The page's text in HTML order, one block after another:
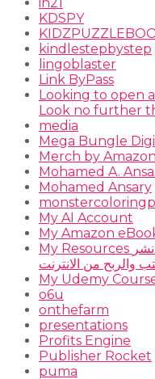
in21
KDSPY
kindlestepbystep
lingoblaster
Link ByPass
Looking to open
Look no further
media
Mega Bungle
Merch by
Mohamed A.
Mohamed Ansary
My AI Account
My Amazon
My Resources المصادر التي أعتمد عليها في مجال نشر
والربح من الانترنت
My Udemy
o6u
onthefarm
presentations
Profits Engine
Publisher Rocket
puma